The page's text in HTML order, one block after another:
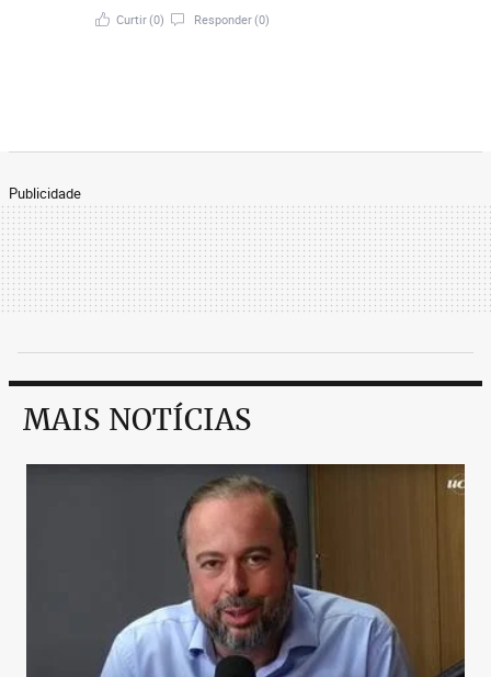
Curtir(0) Responder(0)
Publicidade
MAIS NOTÍCIAS